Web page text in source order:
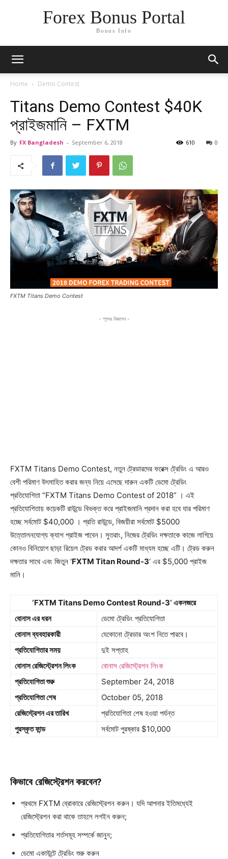
Forex Bonus Portal
Bonus Info
Home Demo Contest
Titans Demo Contest $40K
প্রাইজমানি – FXTM
By FX Bangladesh - September 6, 2018 0
610
FXTM Titans Demo Contest
- স্পন্সর বিজ্ঞাপন -
FXTM Titans Demo Contest, নতুন ট্রেডারদের ফরেক্স ট্রেডিং এ আরও
বেশী পরিমাণ উৎসাহিত করার জন্য নিয়ে এসেছে দারুন একটি ডেমো ট্রেডিং
প্রতিযোগিতা “FXTM Titans Demo Contest of 2018” । এই
প্রতিযোগিতায় কয়েকটি রাউন্ডে বিভক্ত করে প্রাইজমানি প্রদান করা হবে যার পরিমাণ
হচ্ছে সর্বমোট $40,000 । প্রতি রাউন্ডে, বিজয়ীরা সর্বমোট $5000
উত্তোলনযোগ্য ক্যাশ প্রাইজ পাবেন। সুতরাং, নিজের ট্রেডিং দক্ষতাকে কাজে লাগিয়ে
কোনও বিনিয়োগ ছাড়া রিয়েল ট্রেড করার আদর্শ একটি মাধ্যম হচ্ছে এটি। ট্রেড করুন
দক্ষতার সাথে এবং জিতুন ‘FXTM Titan Round-3‘ এর $5,000 প্রাইজ
মানি।
‘FXTM Titans Demo Contest Round-3‘ একনজরে
বোনাস এর ধরন
ডেমো ট্রেডিং প্রতিযোগিতা
বোনাস ব্যবহারকারী
যেকোনো ট্রেডার অংশ নিতে পারবে।
প্রতিযোগিতার সময়
দুই সপ্তাহ
বোনাস রেজিস্ট্রেশন লিংক
বোনাস রেজিস্ট্রেশন লিংক
প্রতিযোগিতা শুরু
September 24, 2018
প্রতিযোগিতা শেষ
October 05, 2018
রেজিস্ট্রেশন এর তারিখ
প্রতিযোগিতা শেষ হওয়া পর্যন্ত
পুরস্কৃত ফান্ড
সর্বমোট পুরষ্কার $10,000
কিভাবে রেজিস্ট্রেশন করবেন?
প্রথমে FXTM ব্রোকারে রেজিস্ট্রেশন করুন। যদি আপনার ইতিমধ্যেই
রেজিস্ট্রেশন করা থাকে তাহলে লগইন করুন;
প্রতিযোগিতার শর্তসমূহ সম্পর্কে জানুন;
ডেমো একাউন্টে ট্রেডিং শুরু করুন